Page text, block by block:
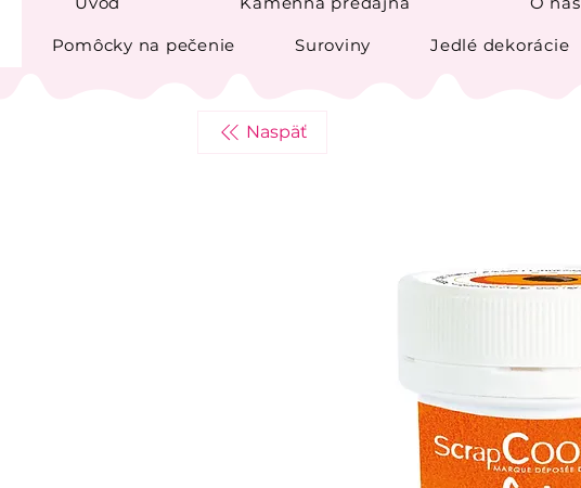
Pomôcky na pečenie Suroviny Jedlé dekorácie
Naspäť